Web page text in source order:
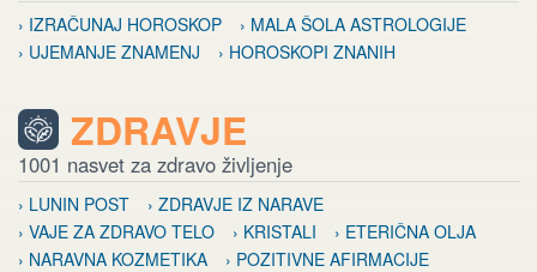
› IZRAČUNAJ HOROSKOP
› MALA ŠOLA ASTROLOGIJE
› UJEMANJE ZNAMENJ
› HOROSKOPI ZNANIH
ZDRAVJE
1001 nasvet za zdravo življenje
› LUNIN POST
› ZDRAVJE IZ NARAVE
› VAJE ZA ZDRAVO TELO
› KRISTALI
› ETERIČNA OLJA
› NARAVNA KOZMETIKA
› POZITIVNE AFIRMACIJE